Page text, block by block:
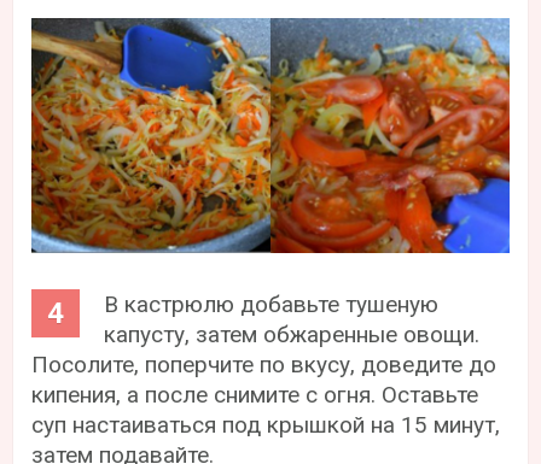
В кастрюлю добавьте тушеную
капусту, затем обжаренные овощи.
Посолите, поперчите по вкусу, доведите до
кипения, а после снимите с огня. Оставьте
суп настаиваться под крышкой на 15 минут,
затем подавайте.